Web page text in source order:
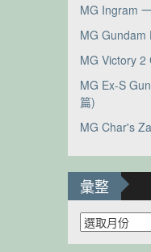
MG Ingram
MG Gundam
MG Victory 2
MG Ex-S
篇)
MG Char's
彙整
彙
整